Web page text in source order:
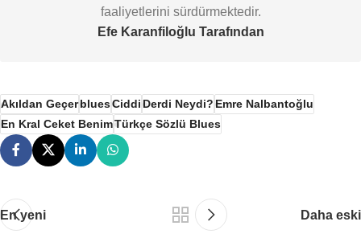
faaliyetlerini sürdürmektedir.
Efe Karanfiloğlu Tarafından
Akıldan GeçerbluesCiddiDerdi Neydi?Emre Nalbantoğlu
En Kral Ceket BenimTürkçe Sözlü Blues
En yeni Daha eski